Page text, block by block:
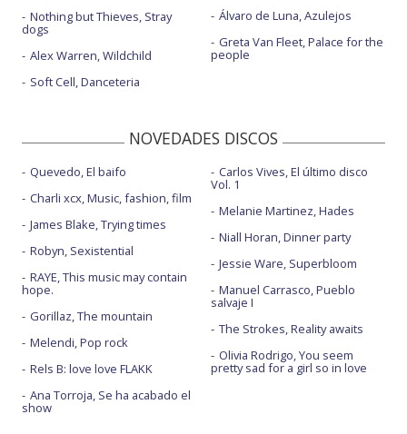
Nothing but Thieves, Stray
dogs
Alex Warren, Wildchild
Soft Cell, Danceteria
Álvaro de Luna, Azulejos
Greta Van Fleet, Palace for the
people
NOVEDADES DISCOS
Quevedo, El baifo
Charli xcx, Music, fashion, film
James Blake, Trying times
Robyn, Sexistential
RAYE, This music may contain
hope.
Gorillaz, The mountain
Melendi, Pop rock
Rels B: love love FLAKK
Ana Torroja, Se ha acabado el
show
Carlos Vives, El último disco
Vol. 1
Melanie Martinez, Hades
Niall Horan, Dinner party
Jessie Ware, Superbloom
Manuel Carrasco, Pueblo
salvaje I
The Strokes, Reality awaits
Olivia Rodrigo, You seem
pretty sad for a girl so in love